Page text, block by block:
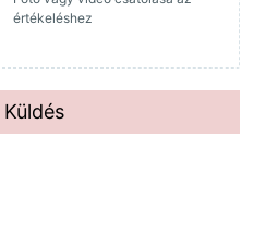
értékeléshez
Küldés